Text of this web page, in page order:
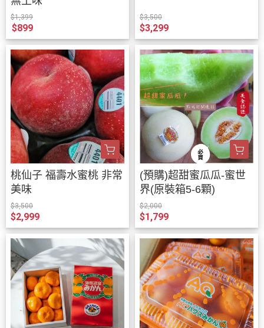
$1,399
$899
$3,500
$3,299
桃仙子 福壽水蜜桃 非常
美味
$3,500
$2,999
(預購)超甜蜜瓜瓜-蜜世
界(原裝箱5-6顆)
$2,000
$1,799